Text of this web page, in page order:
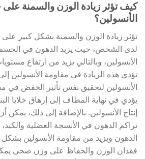
كيف تؤثر زيادة الوزن والسمنة
الأنسولين؟
تؤثر زيادة الوزن والسمنة بشكل كبير
لدى الشخص، حيث يزيد الدهون في
الأنسولين، وبالتالي يزيد من ارتفاع
تؤدي هذه الزيادة في مقاومة الأنسولين
الأنسولين لتحقيق نفس تأثير الخفض في
يؤدي في نهاية المطاف إلى إرهاق خلايا
إنتاج الأنسولين. بالإضافة إلى ذلك، يمكن
تراكم الدهون في الأنسجة العضلية والكبد،
الدهون ويزيد من مقاومة الأنسولين بشكل
فقدان الوزن والحفاظ على وزن صحي